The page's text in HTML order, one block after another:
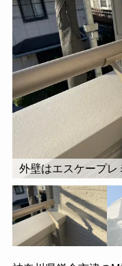
外壁はエスケープレ